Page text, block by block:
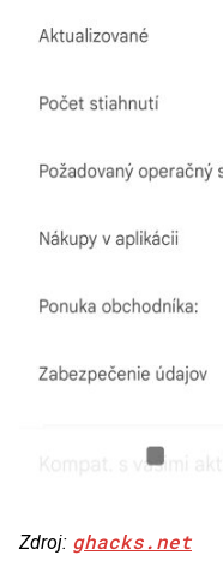
Zdroj: ghacks.net